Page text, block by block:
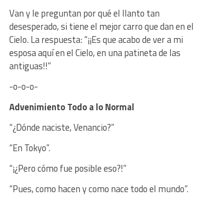
Van y le preguntan por qué el llanto tan
desesperado, si tiene el mejor carro que dan en el
Cielo. La respuesta:“¡¡Es que acabo de ver a mi
esposa aquí en el Cielo, en una patineta de las
antiguas!!”
-o-o-o-
Advenimiento Todo a lo Normal
“¿Dónde naciste, Venancio?”
“En Tokyo”.
“¡¿Pero cómo fue posible eso?!”
“Pues, como hacen y como nace todo el mundo”.